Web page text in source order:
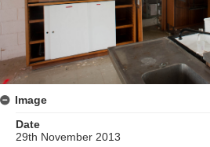
Image
Date
29th November 2013